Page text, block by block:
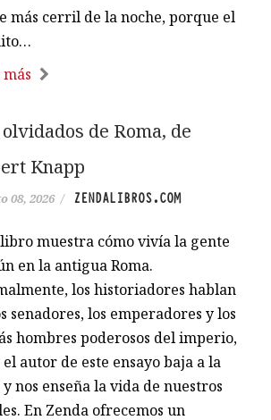
más cerril de la noche, porque el
de Roma, de
Knapp
08, 2026 / ZENDALIBROS.COM
muestra cómo vivía la gente
en la antigua Roma.
los historiadores hablan
senadores, los emperadores y los
hombres poderosos del imperio,
autor de este ensayo baja a la
nos enseña la vida de nuestros
En Zenda ofrecemos un